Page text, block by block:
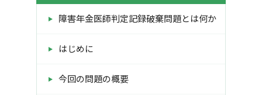
障害年金医師判定記録破棄問題とは何か
はじめに
今回の問題の概要